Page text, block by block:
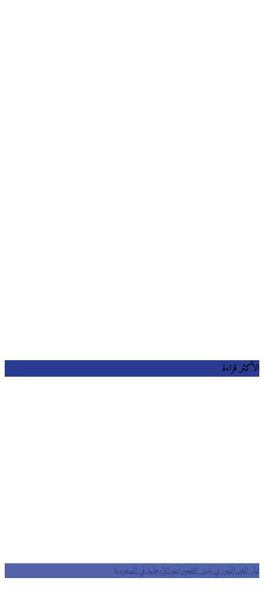
الأكثر قراءة
تيار الغد السوري يدين التفجيرات الإرهابية في السعودية